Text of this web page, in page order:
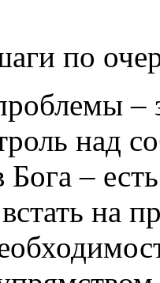
по
–
над
Бога –
на